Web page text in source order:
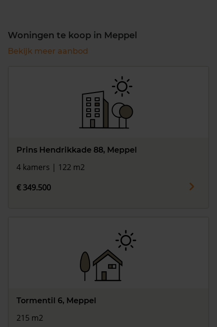
Woningen te koop in Meppel
Bekijk meer aanbod
Prins Hendrikkade 88, Meppel
4 kamers | 122 m2
€ 349.500
Tormentil 6, Meppel
215 m2